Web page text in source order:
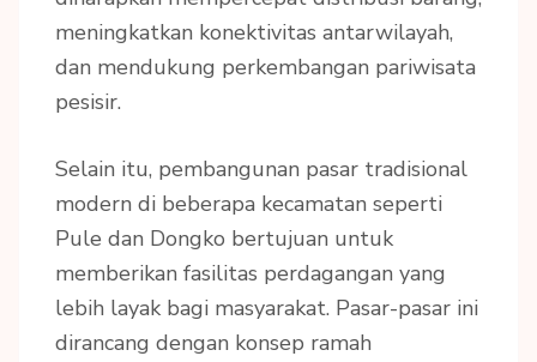
meningkatkan konektivitas antarwilayah,
dan mendukung perkembangan pariwisata
pesisir.
Selain itu, pembangunan pasar tradisional
modern di beberapa kecamatan seperti
Pule dan Dongko bertujuan untuk
memberikan fasilitas perdagangan yang
lebih layak bagi masyarakat. Pasar-pasar ini
dirancang dengan konsep ramah